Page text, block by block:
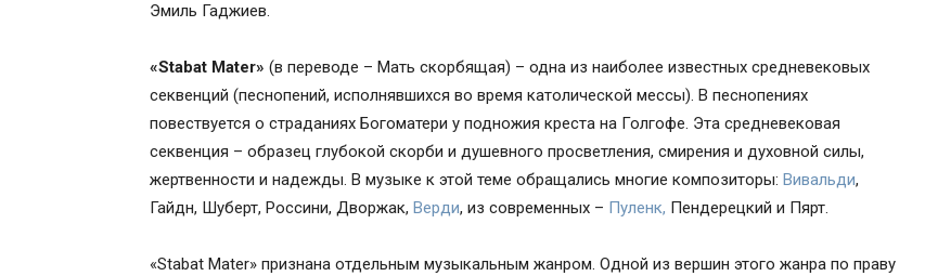
Эмиль Гаджиев.
«Stabat Mater» (в переводе ­– Мать скорбящая) – одна из наиболее известных средневековых
секвенций (песнопений, исполнявшихся во время католической мессы). В песнопениях
повествуется о страданиях Богоматери у подножия креста на Голгофе. Эта средневековая
секвенция – образец глубокой скорби и душевного просветления, смирения и духовной силы,
жертвенности и надежды. В музыке к этой теме обращались многие композиторы: Вивальди,
Гайдн, Шуберт, Россини, Дворжак, Верди, из современных – Пуленк, Пендерецкий и Пярт.
«Stabat Mater» признана отдельным музыкальным жанром. Одной из вершин этого жанра по праву